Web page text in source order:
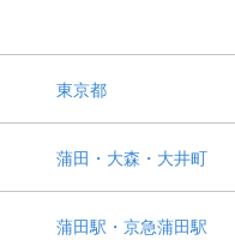
東京都
蒲田・大森・大井町
蒲田駅・京急蒲田駅